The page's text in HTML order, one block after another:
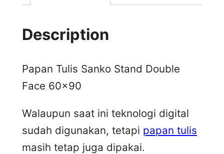
Description
Papan Tulis Sanko Stand Double
Face 60×90
Walaupun saat ini teknologi digital
sudah digunakan, tetapi papan tulis
masih tetap juga dipakai.